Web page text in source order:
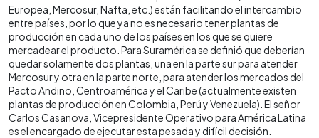
Europea, Mercosur, Nafta, etc.) están facilitando el intercambio
entre países, por lo que ya no es necesario tener plantas de
producción en cada uno de los países en los que se quiere
mercadear el producto. Para Suramérica se definió que deberían
quedar solamente dos plantas, una en la parte sur para atender
Mercosur y otra en la parte norte, para atender los mercados del
Pacto Andino, Centroamérica y el Caribe (actualmente existen
plantas de producción en Colombia, Perú y Venezuela). El señor
Carlos Casanova, Vicepresidente Operativo para América Latina
es el encargado de ejecutar esta pesada y difícil decisión.